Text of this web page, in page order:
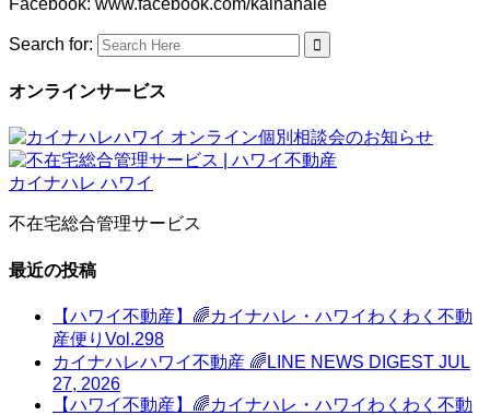
Facebook: www.facebook.com/kainahale
Search for:
オンラインサービス
不在宅総合管理サービス
最近の投稿
【ハワイ不動産】🌈カイナハレ・ハワイわくわく不動
産便りVol.298
カイナハレハワイ不動産 🌈LINE NEWS DIGEST JUL
27, 2026
【ハワイ不動産】🌈カイナハレ・ハワイわくわく不動